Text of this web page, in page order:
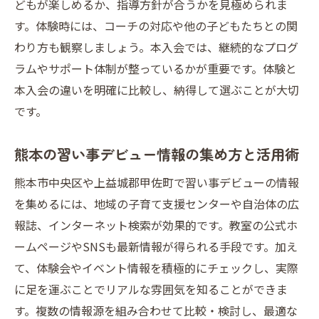
どもが楽しめるか、指導方針が合うかを見極められま
す。体験時には、コーチの対応や他の子どもたちとの関
わり方も観察しましょう。本入会では、継続的なプログ
ラムやサポート体制が整っているかが重要です。体験と
本入会の違いを明確に比較し、納得して選ぶことが大切
です。
熊本の習い事デビュー情報の集め方と活用術
熊本市中央区や上益城郡甲佐町で習い事デビューの情報
を集めるには、地域の子育て支援センターや自治体の広
報誌、インターネット検索が効果的です。教室の公式ホ
ームページやSNSも最新情報が得られる手段です。加え
て、体験会やイベント情報を積極的にチェックし、実際
に足を運ぶことでリアルな雰囲気を知ることができま
す。複数の情報源を組み合わせて比較・検討し、最適な